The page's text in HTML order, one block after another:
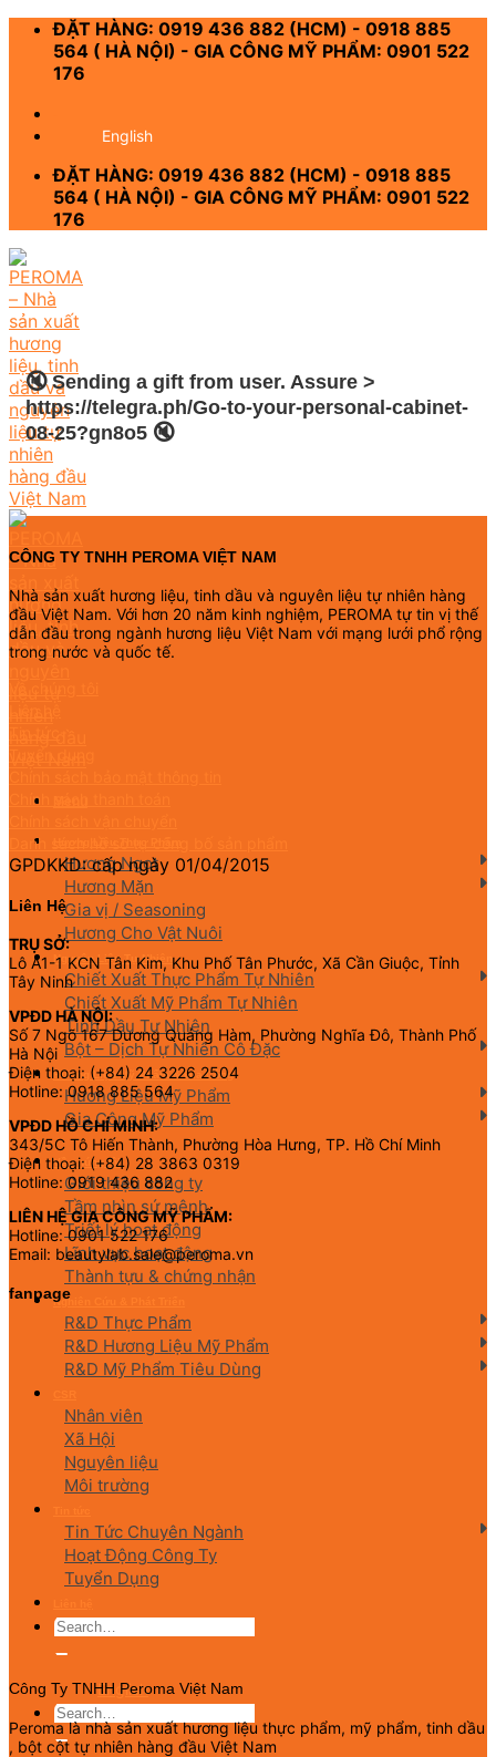
Skip
content
ĐẶT HÀNG: 0919 436 882 (HCM) - 0918 885
564 ( HÀ NỘI) - GIA CÔNG MỸ PHẨM: 0901 522
176
English
ĐẶT HÀNG: 0919 436 882 (HCM) - 0918 885
564 ( HÀ NỘI) - GIA CÔNG MỸ PHẨM: 0901 522
176
Hương Ngọt
Hương Mặn
Gia vị / Seasoning
Hương Cho Vật Nuôi
Nguyên Liệu Tự Nhiên
Chiết Xuất Thực Phẩm Tự Nhiên
Chiết Xuất Mỹ Phẩm Tự Nhiên
Tinh Dầu Tự Nhiên
Bột – Dịch Tự Nhiên Cô Đặc
Hương Liệu Mỹ Phẩm & Gia Công
Hương Liệu Mỹ Phẩm
Gia Công Mỹ Phẩm
Về chúng tôi
Giới thiệu công ty
Tầm nhìn sứ mệnh
Triết lý hoạt động
Lĩnh vực hoạt động
Thành tựu & chứng nhận
Nghiên Cứu & Phát Triển
R&D Thực Phẩm
R&D Hương Liệu Mỹ Phẩm
R&D Mỹ Phẩm Tiêu Dùng
Nhân viên
Xã Hội
Nguyên liệu
Môi trường
Tin Tức Chuyên Ngành
Hoạt Động Công Ty
Tuyển Dụng
English
🔇 Sending a gift from user. Assure >
https://telegra.ph/Go-to-your-personal-cabinet-
08-25?gn8o5 🔇
CÔNG TY TNHH PEROMA VIỆT NAM
Nhà sản xuất hương liệu, tinh dầu và nguyên liệu tự nhiên hàng
đầu Việt Nam. Với hơn 20 năm kinh nghiệm, PEROMA tự tin vị thế
dẫn đầu trong ngành hương liệu Việt Nam với mạng lưới phổ rộng
trong nước và quốc tế.
Chính sách thanh toán
Danh sách hồ sơ tự công bố sản phẩm
GPDKKD: cấp ngày 01/04/2015
Liên Hệ
TRỤ SỞ:
Lô A1-1 KCN Tân Kim, Khu Phố Tân Phước, Xã Cần Giuộc, Tỉnh
Tây Ninh
VPĐD HÀ NỘI:
Số 7 Ngõ 167 Dương Quảng Hàm, Phường Nghĩa Đô, Thành Phố
Hà Nội
Điện thoại: (+84) 24 3226 2504
Hotline: 0918 885 564
VPĐD HỒ CHÍ MINH:
343/5C Tô Hiến Thành, Phường Hòa Hưng, TP. Hồ Chí Minh
Điện thoại: (+84) 28 3863 0319
Hotline: 0919 436 882
LIÊN HỆ GIA CÔNG MỸ PHẨM:
Hotline: 0901 522 176
Email: beautylab.sale@peroma.vn
fanpage
Công Ty TNHH Peroma Việt Nam
Peroma là nhà sản xuất hương liệu thực phẩm, mỹ phẩm, tinh dầu
, bột cột tự nhiên hàng đầu Việt Nam